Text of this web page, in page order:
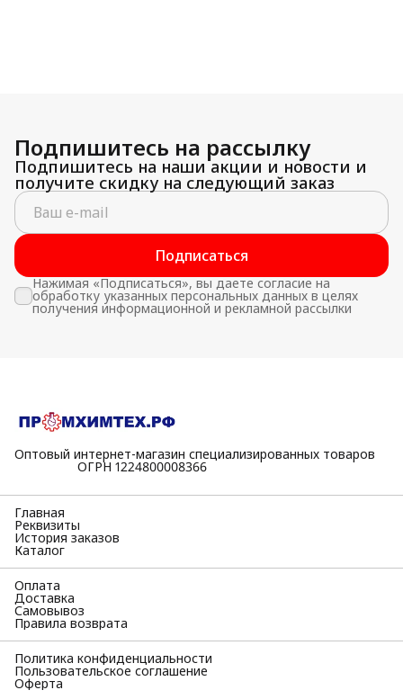
Подпишитесь на рассылку
Подпишитесь на наши акции и новости и
получите скидку на следующий заказ
Подписаться
Нажимая «Подписаться», вы даете согласие на
обработку указанных персональных данных в целях
получения информационной и рекламной рассылки
Оптовый интернет-магазин специализированных товаров
⠀⠀⠀⠀⠀⠀⠀ОГРН 1224800008366
Главная
Реквизиты
История заказов
Каталог
Оплата
Доставка
Самовывоз
Правила возврата
Политика конфиденциальности
Пользовательское соглашение
Оферта